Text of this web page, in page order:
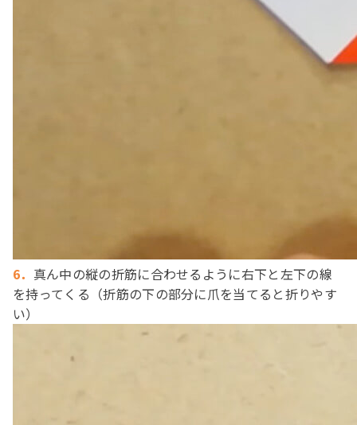
6． 真ん中の縦の折筋に合わせるように右下と左下の線
を持ってくる（折筋の下の部分に爪を当てると折りやす
い）